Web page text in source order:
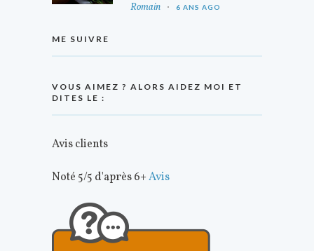
Romain 6 ANS AGO
ME SUIVRE
VOUS AIMEZ ? ALORS AIDEZ MOI ET
DITES LE :
Avis clients
Noté 5/5 d'après 6+Avis